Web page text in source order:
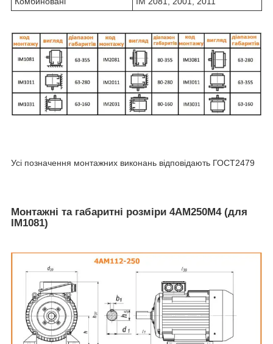
Усі позначення монтажних виконань відповідають ГОСТ2479
Монтажні та габаритні розміри 4АМ250М4 (для
IM1081)